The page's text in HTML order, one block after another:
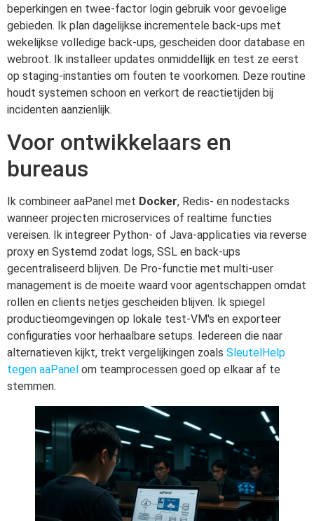
beperkingen en twee-factor login gebruik voor gevoelige
gebieden. Ik plan dagelijkse incrementele back-ups met
wekelijkse volledige back-ups, gescheiden door database en
webroot. Ik installeer updates onmiddellijk en test ze eerst
op staging-instanties om fouten te voorkomen. Deze routine
houdt systemen schoon en verkort de reactietijden bij
incidenten aanzienlijk.
Voor ontwikkelaars en
bureaus
Ik combineer aaPanel met Docker, Redis- en nodestacks
wanneer projecten microservices of realtime functies
vereisen. Ik integreer Python- of Java-applicaties via reverse
proxy en Systemd zodat logs, SSL en back-ups
gecentraliseerd blijven. De Pro-functie met multi-user
management is de moeite waard voor agentschappen omdat
rollen en clients netjes gescheiden blijven. Ik spiegel
productieomgevingen op lokale test-VM's en exporteer
configuraties voor herhaalbare setups. Iedereen die naar
alternatieven kijkt, trekt vergelijkingen zoals SleutelHelp
tegen aaPanel om teamprocessen goed op elkaar af te
stemmen.